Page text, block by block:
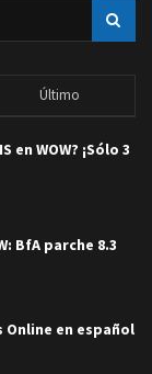
Último
en WOW? ¡Sólo 3
BfA parche 8.3
Online en español